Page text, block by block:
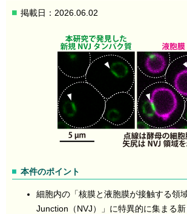
掲載日：2026.06.02
本件のポイント
細胞内の「核膜と液胞膜が接触する領
Junction（NVJ）」に特異的に集まる